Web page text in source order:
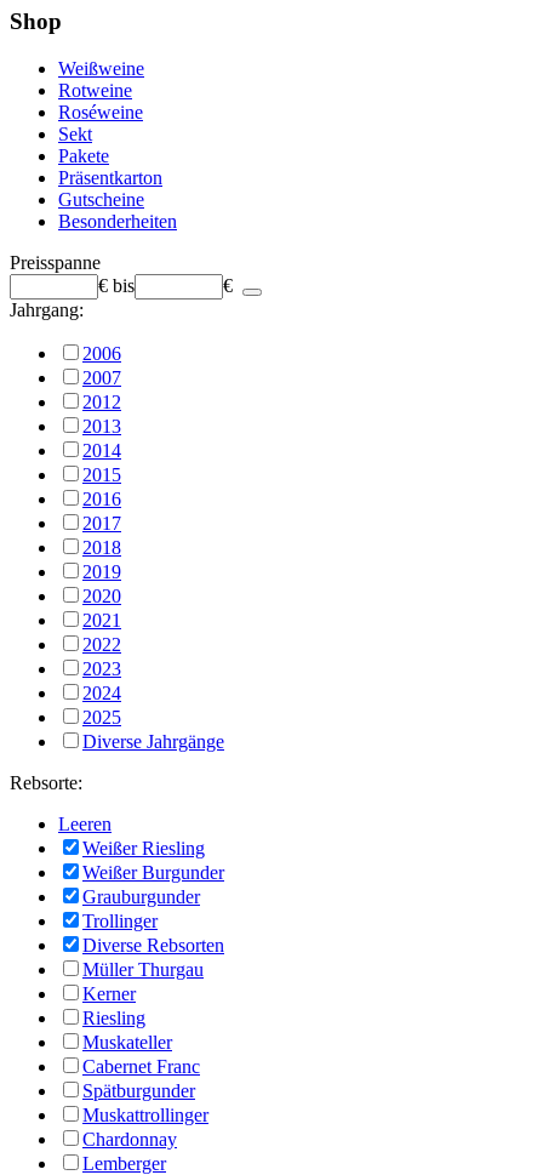
Shop
Weißweine
Rotweine
Roséweine
Sekt
Pakete
Präsentkarton
Gutscheine
Besonderheiten
Preisspanne
€ bis
€
Jahrgang:
2006
2007
2012
2013
2014
2015
2016
2017
2018
2019
2020
2021
2022
2023
2024
2025
Diverse Jahrgänge
Rebsorte:
Leeren
Weißer Riesling
Weißer Burgunder
Grauburgunder
Trollinger
Diverse Rebsorten
Müller Thurgau
Kerner
Riesling
Muskateller
Cabernet Franc
Spätburgunder
Muskattrollinger
Chardonnay
Lemberger